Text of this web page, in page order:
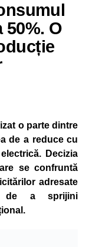
50%. O
o parte dintre
de a reduce cu
Decizia
se confruntă
adresate
de a sprijini